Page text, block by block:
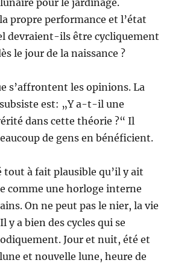
propre performance et l’état
devraient-ils être cycliquement
le jour de la naissance ?
s’affrontent les opinions. La
est: „Y a-t-il une
dans cette théorie ?“ Il
de gens en bénéficient.
tout à fait plausible qu’il y ait
comme une horloge interne
On ne peut pas le nier, la vie
y a bien des cycles qui se
Jour et nuit, été et
et nouvelle lune, heure de